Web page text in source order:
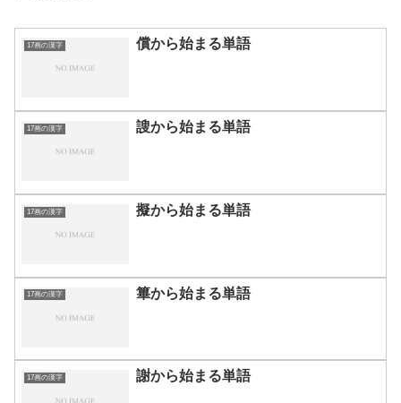
17画の漢字 償から始まる単語
17画の漢字 謏から始まる単語
17画の漢字 擬から始まる単語
17画の漢字 篳から始まる単語
17画の漢字 謝から始まる単語